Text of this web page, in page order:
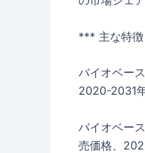
*** 主な特
バイオベー
2020-2031
バイオベー
売価格、